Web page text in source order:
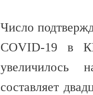
Число
COVID-19 в
увеличилось
составляет